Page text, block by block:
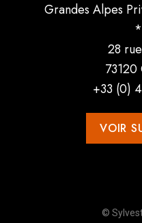
Grandes Alpes
28
+33 (0)
VOIR
©